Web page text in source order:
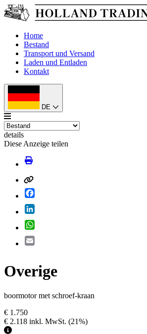
Home
Bestand
Transport und Versand
Laden und Entladen
Kontakt
DE
details
Diese Anzeige teilen
Overige
boormotor met schroef-kraan
€ 1.750
€ 2.118 inkl. MwSt. (21%)